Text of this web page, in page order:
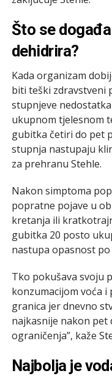
Što se
dehidrira?
Kada organizam
biti teški zdravstveni
stupnjeve
ukupnom tjelesnom
gubitka četiri do pet
stupnja nastupaju
za prehranu Stehle.
Nakon simptoma
popratne pojave u
kretanja ili
gubitka 20 posto
nastupa opasnost po
Tko pokušava svoju
konzumacijom voća i
granica jer dnevno
najkasnije nakon pet
ograničenja”, kaže
Najbolja je